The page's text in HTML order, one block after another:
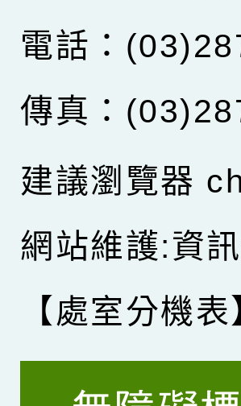
電話：
傳真：
建議瀏覽器
網站維護:資
【處室分機表